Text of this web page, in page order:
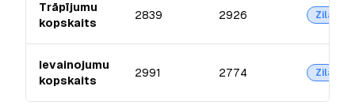
Trāpījumu
kopskaits
2839 2926 Zilā
Ievainojumu
kopskaits
2991 2774 Zilā